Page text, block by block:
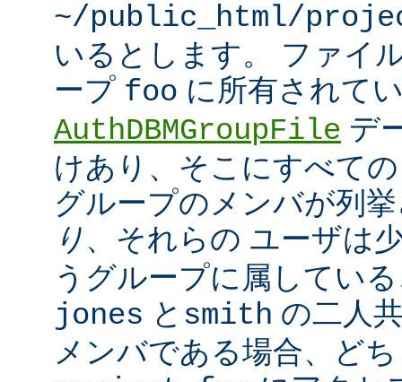
~/public_html/
いるとします。 ファイ
ープ foo に所有されて
AuthDBMGroupFile デ
けあり、そこにすべて
グループのメンバが列
り、それらの ユーザは
うグループに属してい
jones と smith の二人
メンバである場合、ど